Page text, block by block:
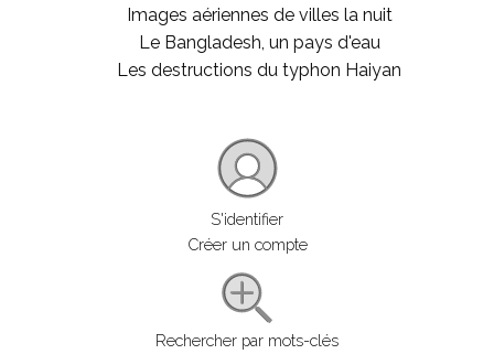
Images aériennes de villes la nuit
Le Bangladesh, un pays d'eau
Les destructions du typhon Haiyan
S'identifier
Créer un compte
Rechercher par mots-clés